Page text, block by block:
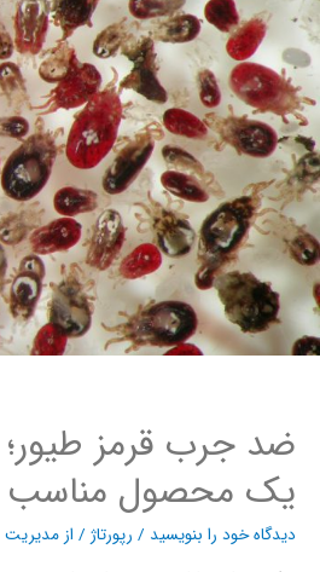
ضد جرب قرمز طیور؛
یک محصول مناسب
دیدگاه‌ خود را بنویسید/رپورتاژ/ از مدیریت